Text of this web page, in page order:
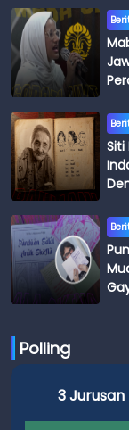
Siti
Polling
3